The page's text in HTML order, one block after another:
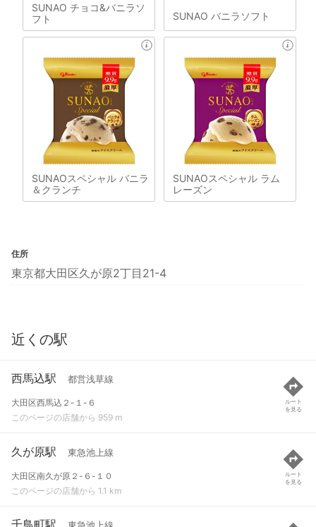
SUNAO チョコ&バニラソ
フト
SUNAO バニラソフト
SUNAOスペシャル バニラ
＆クランチ
SUNAOスペシャル ラム
レーズン
住所
東京都大田区久が原2丁目21-4
近くの駅
西馬込駅 都営浅草線
大田区西馬込２-１-６
このページの店舗から 959 m
ルート
を見る
久が原駅 東急池上線
大田区南久が原２-６-１０
このページの店舗から 1.1 km
ルート
を見る
千鳥町駅